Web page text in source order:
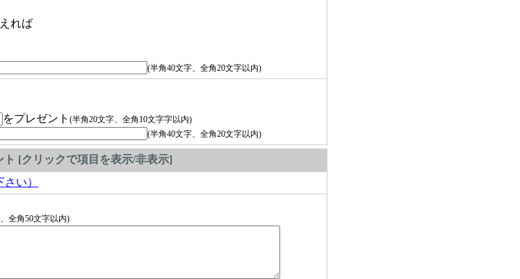
れば
(半角40文字、全角20文字以内)
をプレゼント (半角20文字、全角10文字字以内)
(半角40文字、全角20文字以内)
ト [クリックで項目を表示/非表示]
い）
全角50文字以内)